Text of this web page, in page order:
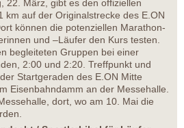
22. März, gibt es den offiziellen
km auf der Originalstrecke des E.ON
können die potenziellen Marathon-
und –Läufer den Kurs testen.
begleiteten Gruppen bei einer
2:00 und 2:20. Treffpunkt und
Startgeraden des E.ON Mitte
Eisenbahndamm an der Messehalle.
dort, wo am 10. Mai die